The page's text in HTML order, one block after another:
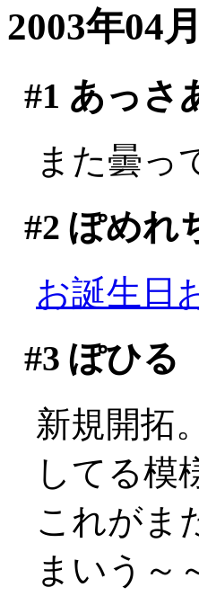
2003年04
#1 あっさ
また曇っ
#2 ぽめれ
お誕生日
#3 ぽひる
新規開拓
してる模
これがま
まいう～